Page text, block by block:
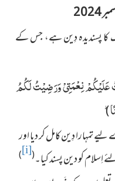
کا پسندیدہ دِین ہے، جس کے
عَلَیْكُمْ نِعْمَتِیْ وَرَضِیْتُ لَكُمُ
)
تمہارا دِین کامل کر دیا اور
اِسلام کو دین پسند کیا۔(
[i]
)